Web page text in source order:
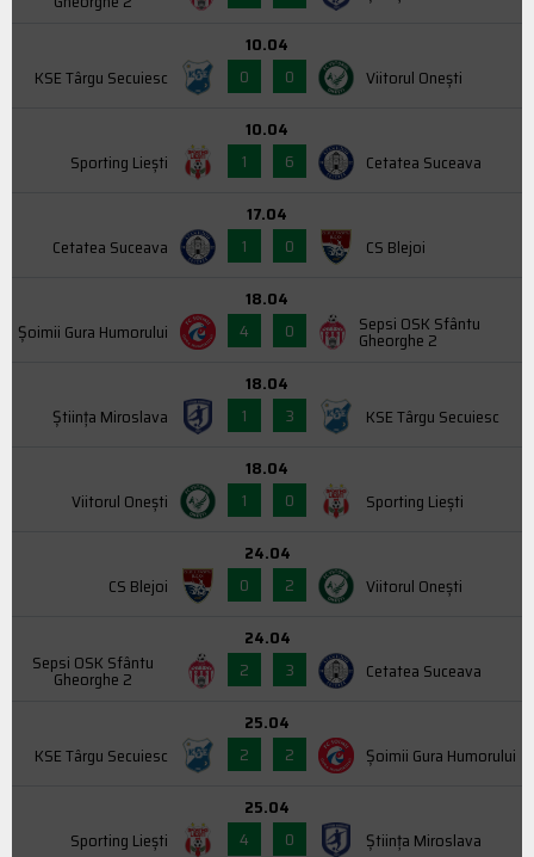
KSE Târgu Secuiesc
10.04
0
0 Viitorul Onești
Sporting Liești
10.04
1
6 Cetatea Suceava
Cetatea Suceava
17.04
1
0 CS Blejoi
Şoimii Gura Humorului
18.04
4
0 Sepsi OSK Sfântu
Gheorghe 2
Știința Miroslava
18.04
1
3 KSE Târgu Secuiesc
Viitorul Onești
18.04
1
0 Sporting Liești
CS Blejoi
24.04
0
2 Viitorul Onești
Sepsi OSK Sfântu
Gheorghe 2
24.04
2
3 Cetatea Suceava
KSE Târgu Secuiesc
25.04
2
2 Şoimii Gura Humorului
Sporting Liești
25.04
4
0 Știința Miroslava